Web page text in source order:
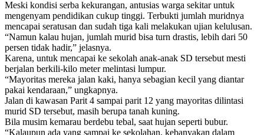
Meski kondisi serba kekurangan, antusias warga sekitar untuk
mengenyam pendidikan cukup tinggi. Terbukti jumlah muridnya
mencapai seratusan dan sudah tiga kali melakukan ujian kelulusan.
“Namun kalau hujan, jumlah murid bisa turn drastis, lebih dari 50
persen tidak hadir,” jelasnya.
Karena, untuk mencapai ke sekolah anak-anak SD tersebut mesti
berjalan berkili-kilo meter melintasi lumpur.
“Mayoritas mereka jalan kaki, hanya sebagian kecil yang diantar
pakai kendaraan,” ungkapnya.
Jalan di kawasan Parit 4 sampai parit 12 yang mayoritas dilintasi
murid SD tersebut, masih berupa tanah kuning.
Bila musim kemarau berdebu tebal, saat hujan seperti bubur.
“Kalaupun ada yang sampai ke sekolahan, kebanyakan dalam